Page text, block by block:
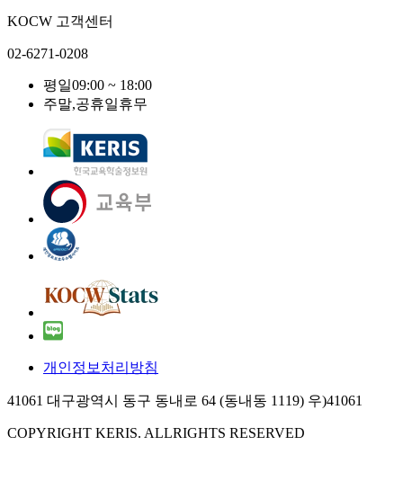
KOCW 고객센터
02-6271-0208
평일09:00 ~ 18:00
주말,공휴일휴무
개인정보처리방침
41061 대구광역시 동구 동내로 64 (동내동 1119) 우)41061
COPYRIGHT KERIS. ALLRIGHTS RESERVED